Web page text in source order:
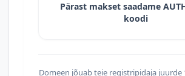
Pärast makset saadame
koodi
Domeen jõuab teie registripidaja juurde